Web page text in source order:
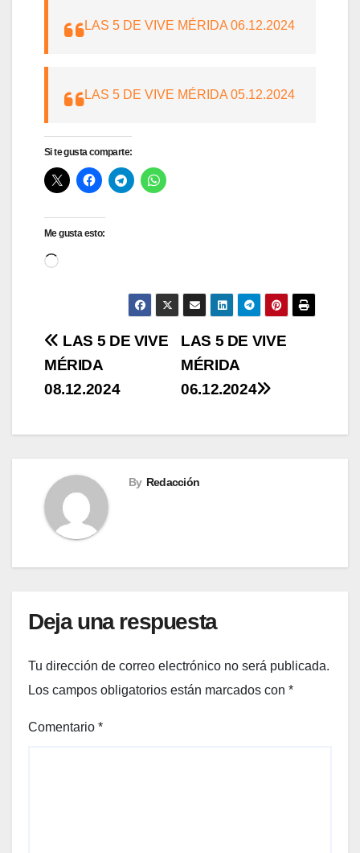
LAS 5 DE VIVE MÉRIDA 06.12.2024
LAS 5 DE VIVE MÉRIDA 05.12.2024
Si te gusta comparte:
Me gusta esto:
Cargando...
Navegación
de
LAS 5 DE VIVE
MÉRIDA
06.12.2024
LAS 5 DE VIVE
MÉRIDA
08.12.2024
By Redacción
Deja una respuesta
Tu dirección de correo electrónico no será publicada.
Los campos obligatorios están marcados con *
Comentario *